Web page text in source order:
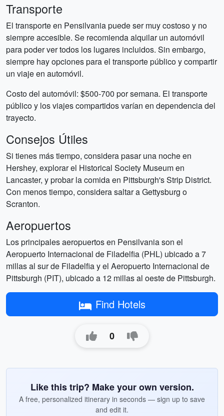
Transporte
El transporte en Pensilvania puede ser muy costoso y no
siempre accesible. Se recomienda alquilar un automóvil
para poder ver todos los lugares incluidos. Sin embargo,
siempre hay opciones para el transporte público y compartir
un viaje en automóvil.
Costo del automóvil: $500-700 por semana. El transporte
público y los viajes compartidos varían en dependencia del
trayecto.
Consejos Útiles
Si tienes más tiempo, considera pasar una noche en
Hershey, explorar el Historical Society Museum en
Lancaster, y probar la comida en Pittsburgh's Strip District.
Con menos tiempo, considera saltar a Gettysburg o
Scranton.
Aeropuertos
Los principales aeropuertos en Pensilvania son el
Aeropuerto Internacional de Filadelfia (PHL) ubicado a 7
millas al sur de Filadelfia y el Aeropuerto Internacional de
Pittsburgh (PIT), ubicado a 12 millas al oeste de Pittsburgh.
Find Hotels
0
Like this trip? Make your own version.
A free, personalized itinerary in seconds — sign up to save
and edit it.